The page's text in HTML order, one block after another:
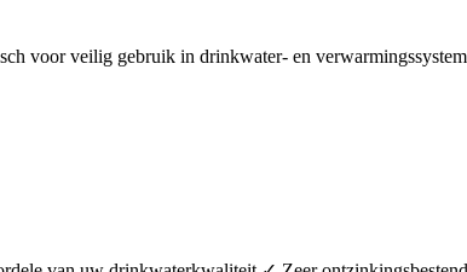
voor veilig gebruik in drinkwater- en